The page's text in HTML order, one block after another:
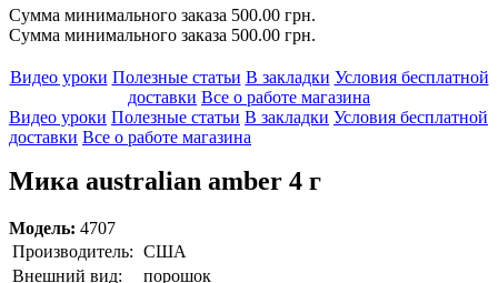
Сумма минимального заказа 500.00 грн.
Сумма минимального заказа 500.00 грн.
Видео уроки Полезные статьи В закладки Условия бесплатной
доставки Все о работе магазина
Видео уроки Полезные статьи В закладки Условия бесплатной
доставки Все о работе магазина
Мика australian amber 4 г
Модель: 4707
Производитель: США
Внешний вид:
порошок